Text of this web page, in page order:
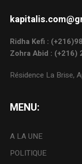
Ridha Kefi :
Zohra Abid : (+216)
Résidence La Brise,
MENU:
A LA UNE
POLITIQUE